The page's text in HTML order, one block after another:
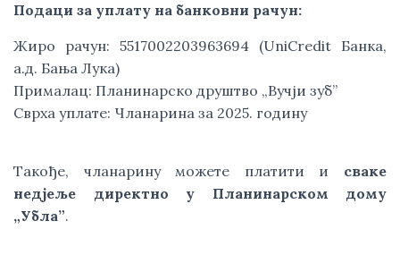
Подаци за уплату на банковни рачун:
Жиро рачун: 5517002203963694 (UniCredit Банка,
а.д. Бања Лука)
Прималац: Планинарско друштво „Вучји зуб”
Сврха уплате: Чланарина за 2025. годину
Такође, чланарину можете платити и сваке
недjеље директно у Планинарском дому
„Убла”.